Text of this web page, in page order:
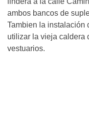
ambos bancos de
Tambien la instalación
utilizar la vieja caldera
vestuarios.